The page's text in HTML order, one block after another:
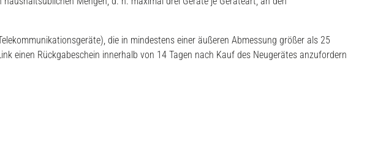
die in mindestens einer äußeren Abmessung größer als 25
einen Rückgabeschein innerhalb von 14 Tagen nach Kauf des Neugerätes anzufordern